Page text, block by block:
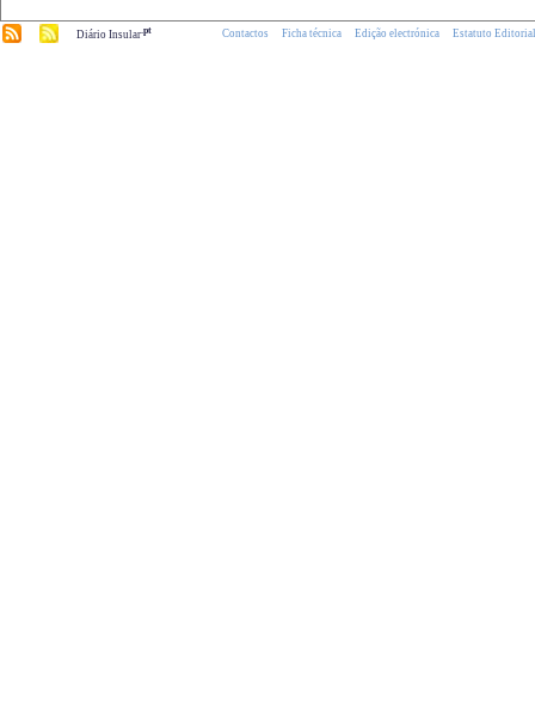
Diário Insular.pt Contactos Ficha técnica Edição electrónica Estatuto Editorial